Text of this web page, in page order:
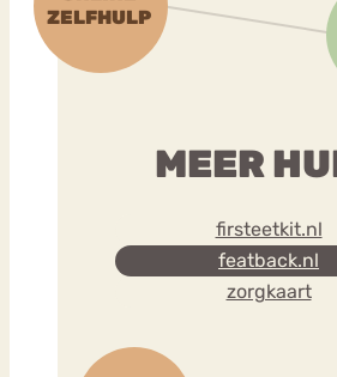
MEER
firsteetkit.nl
featback.nl
zorgkaart